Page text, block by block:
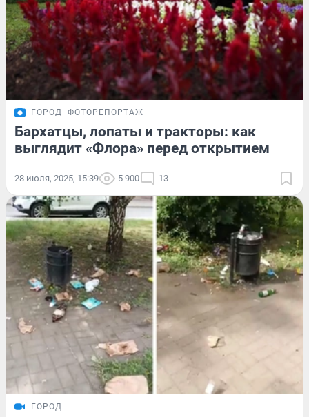
ГОРОД ФОТОРЕПОРТАЖ
Бархатцы, лопаты и тракторы: как
выглядит «Флора» перед открытием
28 июля, 2025, 15:39 5 900 13
ГОРОД